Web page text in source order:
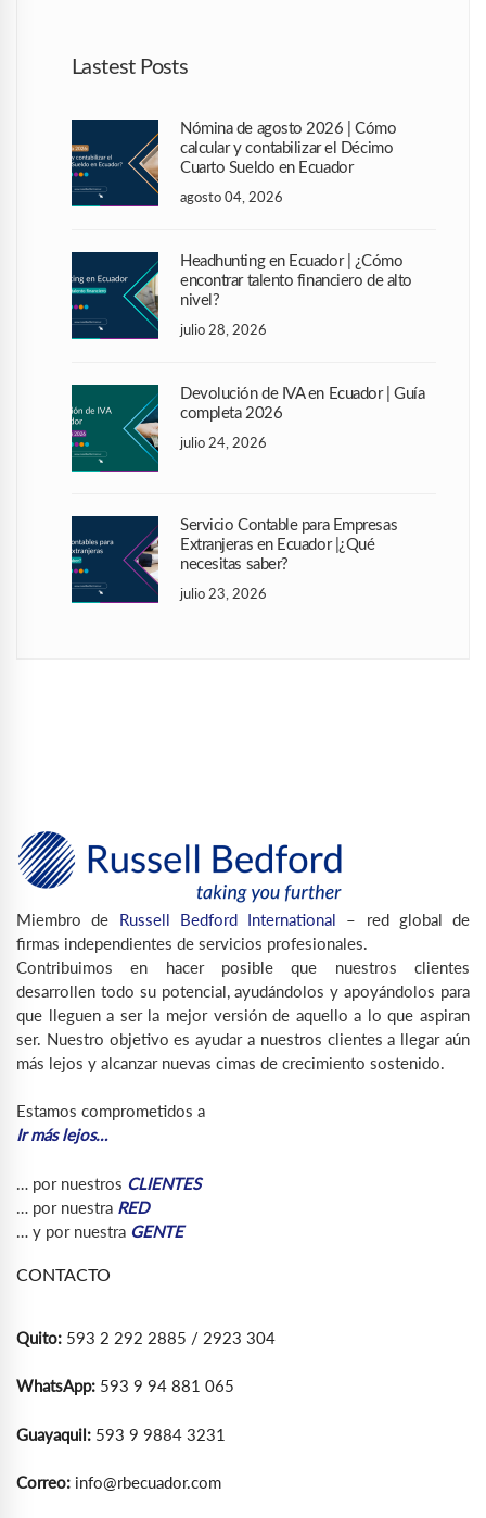
Lastest Posts
Nómina de agosto 2026 | Cómo
calcular y contabilizar el Décimo
Cuarto Sueldo en Ecuador
agosto 04, 2026
Headhunting en Ecuador | ¿Cómo
encontrar talento financiero de alto
nivel?
julio 28, 2026
Devolución de IVA en Ecuador | Guía
completa 2026
julio 24, 2026
Servicio Contable para Empresas
Extranjeras en Ecuador |¿Qué
necesitas saber?
julio 23, 2026
Miembro de Russell Bedford International – red global de
firmas independientes de servicios profesionales.
Contribuimos en hacer posible que nuestros clientes
desarrollen todo su potencial, ayudándolos y apoyándolos para
que lleguen a ser la mejor versión de aquello a lo que aspiran
ser. Nuestro objetivo es ayudar a nuestros clientes a llegar aún
más lejos y alcanzar nuevas cimas de crecimiento sostenido.
Estamos comprometidos a
Ir más lejos…
… por nuestros CLIENTES
… por nuestra RED
… y por nuestra GENTE
CONTACTO
Quito: 593 2 292 2885 / 2923 304
WhatsApp: 593 9 94 881 065
Guayaquil: 593 9 9884 3231
Correo: info@rbecuador.com